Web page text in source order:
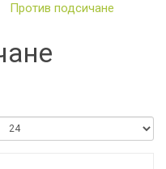
Против подсичане